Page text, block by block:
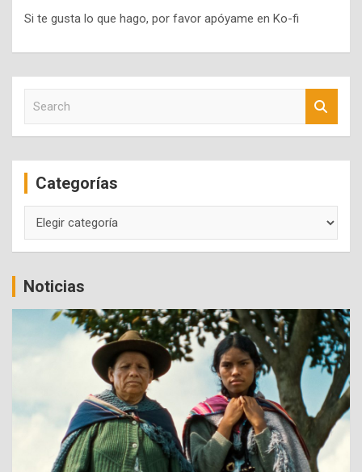
Si te gusta lo que hago, por favor apóyame en Ko-fi
c
Categorías
Noticias